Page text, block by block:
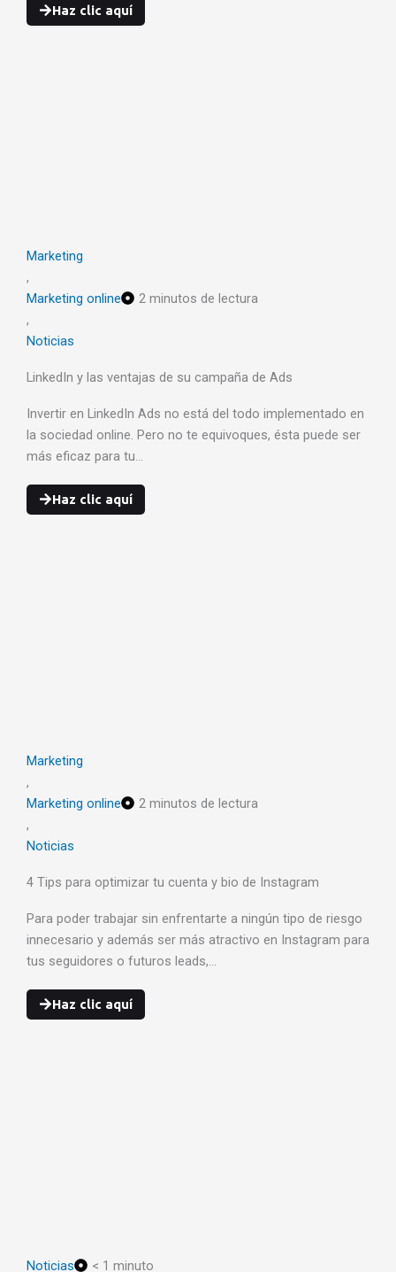
Haz clic aquí
Marketing
,
Marketing online
,
Noticias
2 minutos de lectura
LinkedIn y las ventajas de su campaña de Ads
Invertir en LinkedIn Ads no está del todo implementado en
la sociedad online. Pero no te equivoques, ésta puede ser
más eficaz para tu…
Haz clic aquí
Marketing
,
Marketing online
,
Noticias
2 minutos de lectura
4 Tips para optimizar tu cuenta y bio de Instagram
Para poder trabajar sin enfrentarte a ningún tipo de riesgo
innecesario y además ser más atractivo en Instagram para
tus seguidores o futuros leads,…
Haz clic aquí
Noticias < 1 minuto